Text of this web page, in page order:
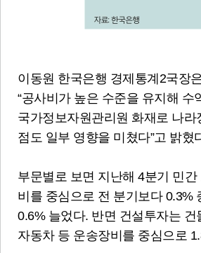
이동원 한국은행 경제통계2국장
“공사비가 높은 수준을 유지해 수
국가정보자원관리원 화재로 나
점도 일부 영향을 미쳤다”고 밝혔
부문별로 보면 지난해 4분기 민
비를 중심으로 전 분기보다 0.3%
0.6% 늘었다. 반면 건설투자는
자동차 등 운송장비를 중심으로